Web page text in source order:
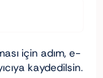
için adım, e-
kaydedilsin.